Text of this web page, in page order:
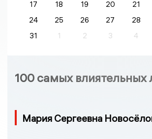
17
18 19 20 21
24
25 26 27 28
31
1 2 3 4
100 самых
Мария Сергеевна